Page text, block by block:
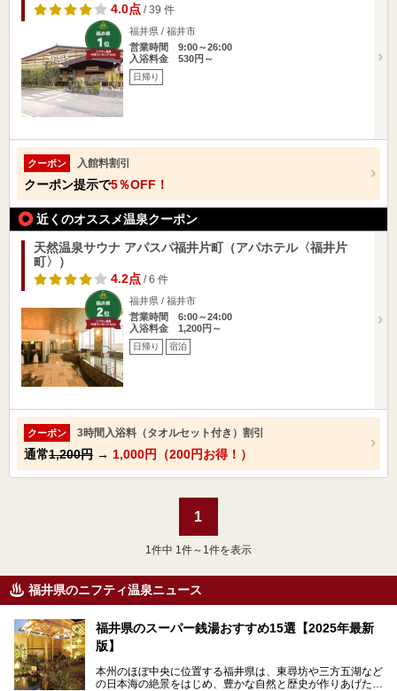
4.0点/ 39 件
福井県 / 福井市
営業時間 9:00～26:00
入浴料金 530円～
日帰り
クーポン 入館料割引
クーポン提示で5％OFF！
近くのオススメ温泉クーポン
天然温泉サウナ アパスパ福井片町（アパホテル〈福井片
町〉）
4.2点/ 6 件
福井県 / 福井市
営業時間 6:00～24:00
入浴料金 1,200円～
日帰り 宿泊
クーポン 3時間入浴料（タオルセット付き）割引
通常1,200円 → 1,000円（200円お得！）
1
1 件中 1件～1件を表示
福井県のニフティ温泉ニュース
福井県のスーパー銭湯おすすめ15選【2025年最新
版】
本州のほぼ中央に位置する福井県は、東尋坊や三方五湖など
の日本海の絶景をはじめ、豊かな自然と歴史が作りあげた見